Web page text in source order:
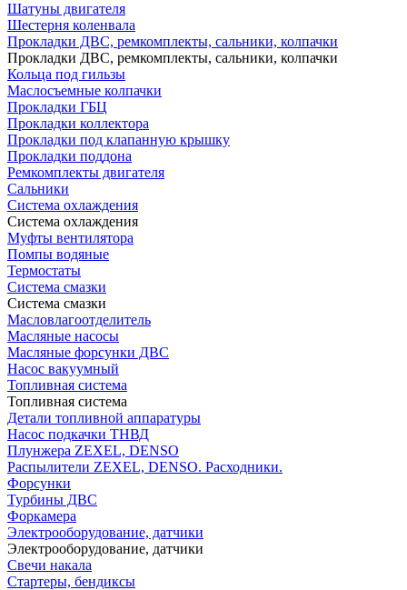
Шатуны двигателя
Шестерня коленвала
Прокладки ДВС, ремкомплекты, сальники, колпачки
Прокладки ДВС, ремкомплекты, сальники, колпачки
Кольца под гильзы
Маслосъемные колпачки
Прокладки ГБЦ
Прокладки коллектора
Прокладки под клапанную крышку
Прокладки поддона
Ремкомплекты двигателя
Сальники
Система охлаждения
Система охлаждения
Муфты вентилятора
Помпы водяные
Термостаты
Система смазки
Система смазки
Масловлагоотделитель
Масляные насосы
Масляные форсунки ДВС
Насос вакуумный
Топливная система
Топливная система
Детали топливной аппаратуры
Насос подкачки ТНВД
Плунжера ZEXEL, DENSO
Распылители ZEXEL, DENSO. Расходники.
Форсунки
Турбины ДВС
Форкамера
Электрооборудование, датчики
Электрооборудование, датчики
Свечи накала
Стартеры, бендиксы